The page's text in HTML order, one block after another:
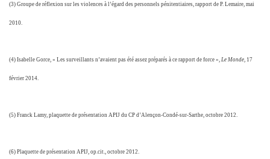
(3) Groupe de réflexion sur les violences à l’égard des personnels pénitentiaires, rapport de P. Lemaire, mai
2010.
(4) Isabelle Gorce, « Les surveillants n’avaient pas été assez préparés à ce rapport de force », Le Monde , 17
février 2014.
(5) Franck Lamy, plaquette de présentation APIJ du CP d’Alençon-Condé-sur-Sarthe, octobre 2012.
(6) Plaquette de présentation APIJ, op.cit., octobre 2012.